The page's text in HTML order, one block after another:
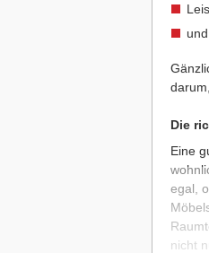
Die
Eine
egal,
nicht